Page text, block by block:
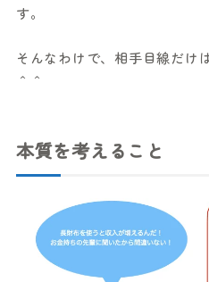
す。
そんなわけで、相手目線だけ
＾＾
本質を考えること